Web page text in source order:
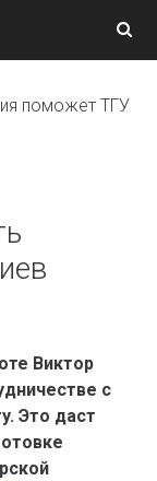
поможет ТГУ
Виктор
с
Это даст